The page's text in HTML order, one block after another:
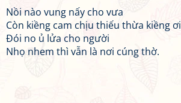
Nồi nào vung nấy cho vưa
Còn kiềng cam chịu thiếu thừa kiềng ơi
Đói no ủ lửa cho người
Nhọ nhem thì vẫn là nơi cúng thờ.